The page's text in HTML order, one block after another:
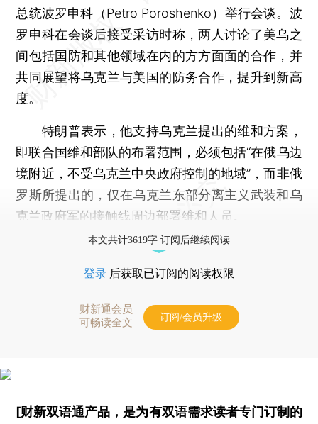
总统波罗申科 （Petro Poroshenko）举行会谈。波
罗申科在会谈后接受采访时称，两人讨论了美乌之
间包括国防和其他领域在内的方方面面的合作，并
共同展望将乌克兰与美国的防务合作，提升到新高
度。
特朗普表示，他支持乌克兰提出的维和方案，
即联合国维和部队的布署范围，必须包括“在俄乌边
境附近，不受乌克兰中央政府控制的地域”，而非俄
罗斯所提出的，仅在乌克兰东部分离主义武装和乌
克兰政府军的接触线周边部署维和人员。
本文共计3619字 订阅后继续阅读
登录 后获取已订阅的阅读权限
财新通会员
可畅读全文
订阅/会员升级
[财新双语通产品，是为有双语需求读者专门订制的